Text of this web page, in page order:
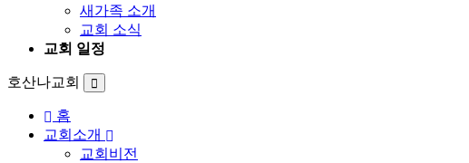
새가족 소개
교회 소식
교회 일정
호산나교회
홈
교회소개
교회비전